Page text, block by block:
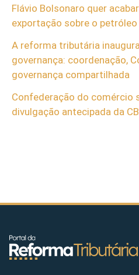
Flávio Bolsonaro quer
exportação sobre o petróleo
A reforma tributária
governança: coordenação,
governança compartilhada
Confederação do comércio
divulgação antecipada da